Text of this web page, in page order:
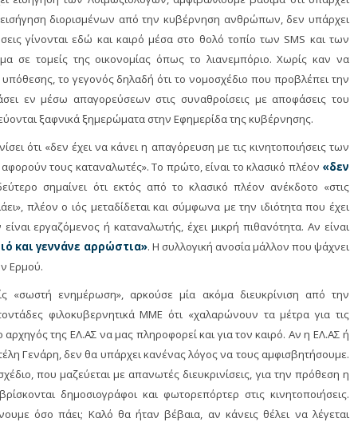
εισήγηση διορισμένων από την κυβέρνηση ανθρώπων, δεν υπάρχει
γίνονται εδώ και καιρό μέσα στο θολό τοπίο των SMS και των
σε τομείς της οικονομίας όπως το λιανεμπόριο. Χωρίς καν να
το γεγονός δηλαδή ότι το νομοσχέδιο που προβλέπει την
εν μέσω απαγορεύσεων στις συναθροίσεις με αποφάσεις του
ξαφνικά ξημερώματα στην Εφημερίδα της κυβέρνησης.
ότι «δεν έχει να κάνει η απαγόρευση με τις κινητοποιήσεις των
τους καταναλωτές». Το πρώτο, είναι το κλασικό πλέον «δεν
σημαίνει ότι εκτός από το κλασικό πλέον ανέκδοτο «στις
πλέον ο ιός μεταδίδεται και σύμφωνα με την ιδιότητα που έχει
εργαζόμενος ή καταναλωτής, έχει μικρή πιθανότητα. Αν είναι
και γεννάνε αρρώστια». Η συλλογική ανοσία μάλλον που ψάχνει
Ερμού.
«σωστή ενημέρωση», αρκούσε μία ακόμα διευκρίνιση από την
φιλοκυβερνητικά ΜΜΕ ότι «χαλαρώνουν τα μέτρα για τις
της ΕΛ.ΑΣ να μας πληροφορεί και για τον καιρό. Αν η ΕΛ.ΑΣ ή
Γενάρη, δεν θα υπάρχει κανένας λόγος να τους αμφισβητήσουμε.
που μαζεύεται με απανωτές διευκρινίσεις, για την πρόθεση η
δημοσιογράφοι και φωτορεπόρτερ στις κινητοποιήσεις.
όσο πάει; Καλό θα ήταν βέβαια, αν κάνεις θέλει να λέγεται